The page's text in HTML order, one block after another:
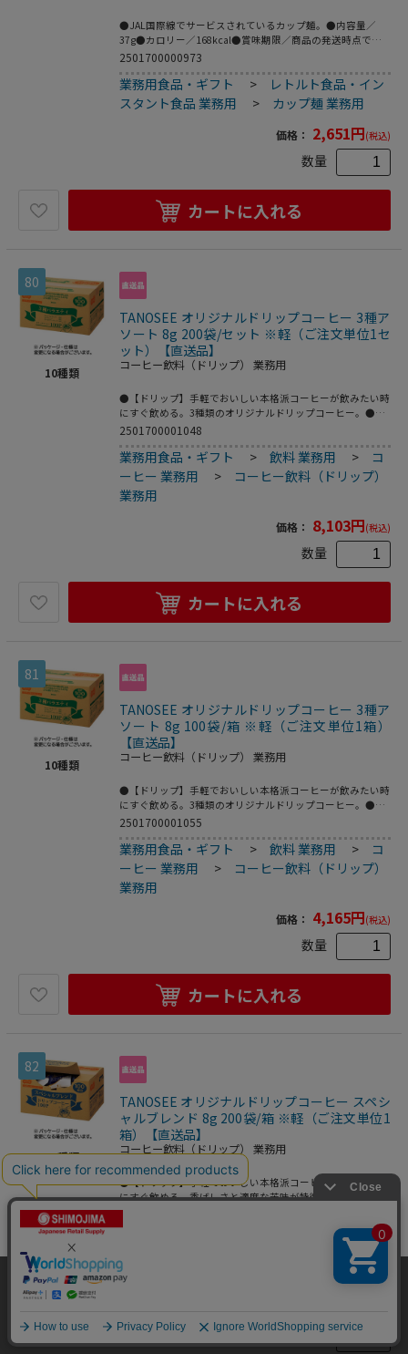
当サイトはクッキー（Cookie）を使用しています。Cookieの使用に同意いた
だける場合は「OK」をクリックしてください。
OK
●JAL国際線でサービスされているカップ麺。●内容量／
37g●カロリー／168kcal●賞味期限／商品の発送時点で、
賞味期限まで残り60日以上の商品をお届けします。●らーめ
ージデザインおよび仕様が変更になる場合がございます。●
和風しょうゆの旨味。15食です。●おやつや間食にちょうど
いいコンパクトサイズ。
2501700000973
業務用食品・ギフト >
レトルト食品・イン
スタント食品 業務用
> カップ麺 業務用
価格： 2,651円(税込)
数量
カートに入れる
80
10種類
TANOSEE オリジナルドリップコーヒー 3種ア
ソート 8g 200袋/セット ※軽（ご注文単位1セ
ット）【直送品】
コーヒー飲料（ドリップ） 業務用
●【ドリップ】手軽でおいしい本格派コーヒーが飲みたい時
にすぐ飲める。3種類のオリジナルドリップコーヒー。●タ
イプ／ドリップ●アソート内容(1箱あたり)／スペシャルブ
(バラ入)●内容量／8g(1袋あたり)●1セット=100袋×2箱※
メーカー都合により、パッケージデザインおよび仕様が変更
になる場合がございます。※賞味期限について：商品の発送
時点で、賞味期限まで残り180日以上の商品をお届けしま
を愉しむドリップコーヒー。●包装テープを減らしたワンタ
ッチタイプのダンボールを使用。●取り出しやすい開け口
付。●両側フックタイプ。●100袋入2箱セット。
2501700001048
業務用食品・ギフト >飲料 業務用 > コ
ーヒー 業務用
> コーヒー飲料（ドリップ）
業務用
価格： 8,103円(税込)
数量
カートに入れる
81
10種類
TANOSEE オリジナルドリップコーヒー 3種ア
ソート 8g 100袋/箱 ※軽（ご注文単位1箱）
【直送品】
コーヒー飲料（ドリップ） 業務用
●【ドリップ】手軽でおいしい本格派コーヒーが飲みたい時
にすぐ飲める。3種類のオリジナルドリップコーヒー。●タ
イプ／ドリップ●アソート内容／スペシャルブレンド40
内容量／8g(1袋あたり)●1箱=100袋※メーカー都合によ
り、パッケージデザインおよび仕様が変更になる場合がござ
います。※賞味期限について：商品の発送時点で、賞味期限
まで残り180日以上の商品をお届けします。●3種類のアソ
ーヒー。●包装テープを減らしたワンタッチタイプのダンボ
ールを使用。●取り出しやすい開け口付。●両側フックタイ
2501700001055
業務用食品・ギフト >飲料 業務用 > コ
ーヒー 業務用
> コーヒー飲料（ドリップ）
業務用
価格： 4,165円(税込)
数量
カートに入れる
82
10種類
TANOSEE オリジナルドリップコーヒー スペシ
ャルブレンド 8g 200袋/箱 ※軽（ご注文単位1
箱）【直送品】
コーヒー飲料（ドリップ） 業務用
●【ドリップ】手軽でおいしい本格派コーヒーが飲みたい時
にすぐ飲める。香ばしさと適度な苦味が特徴。●タイプ／ド
リップ●仕様／スペシャルブレンド●内容量／8g(1袋あた
り)●1セット=100袋×2箱※メーカー都合により、パッケー
ジデザインおよび仕様が変更になる場合がございます。※賞
味期限について：商品の発送時点で、賞味期限まで残り180
日以上の商品をお届けします。●豊かなコクと深い味わい、
スペシャルブレンド。●挽きたての香りと味わいを愉しむド
ックタイプ。●100袋入の2箱セット。
2501700001062
飲料 業務用 >コ
ーヒー 業務用
コーヒー飲料（ドリップ）
業務用
数量